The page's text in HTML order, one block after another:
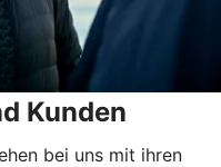
Kunden
bei uns mit ihren